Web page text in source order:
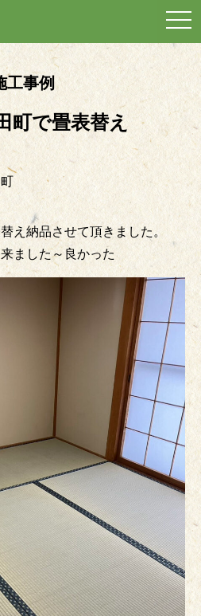
工事例
町で畳表替え
え納品させて頂きました。
ました～良かった